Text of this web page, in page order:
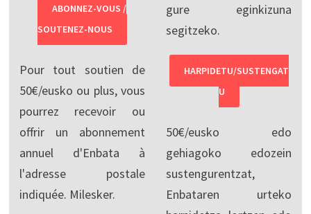
ABONNEZ-VOUS /
SOUTENEZ-NOUS
Pour tout soutien de
50€/eusko ou plus, vous
pourrez recevoir ou
offrir un abonnement
annuel d'Enbata à
l'adresse postale
indiquée. Milesker.
gure eginkizuna
segitzeko.
HARPIDETU/SUSTENGAT
U
50€/eusko edo
gehiagoko edozein
sustengurentzat,
Enbataren urteko